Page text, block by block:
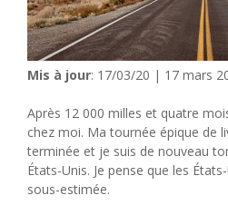
Mis à jour: 17/03/20 | 17 mars
Après 12 000 milles et quatre
chez moi. Ma tournée épique de
terminée et je suis de nouveau
États-Unis. Je pense que les
sous-estimée.